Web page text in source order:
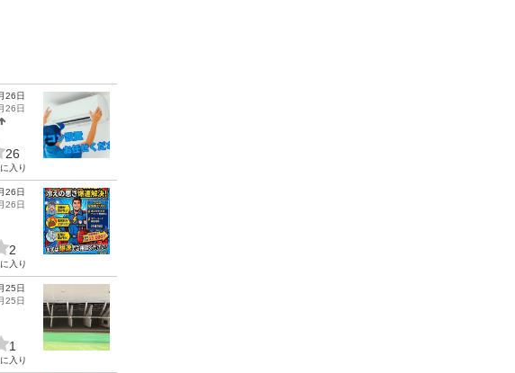
26日
26日
26
入り
26日
26日
2
入り
25日
25日
1
入り